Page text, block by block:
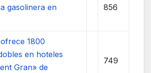
gasolinera en
856
1800
en hoteles
Gran» de
749